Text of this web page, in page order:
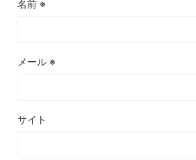
名前 ※
メール ※
サイト